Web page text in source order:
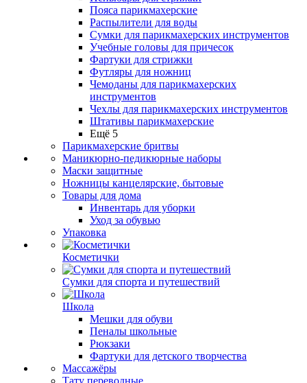
Пояса парикмахерские
Распылители для воды
Сумки для парикмахерских инструментов
Учебные головы для причесок
Фартуки для стрижки
Футляры для ножниц
Чемоданы для парикмахерских
инструментов
Чехлы для парикмахерских инструментов
Штативы парикмахерские
Ещё 5
Парикмахерские бритвы
Маникюрно-педикюрные наборы
Маски защитные
Ножницы канцелярские, бытовые
Товары для дома
Инвентарь для уборки
Уход за обувью
Упаковка
Косметички
Сумки для спорта и путешествий
Школа
Мешки для обуви
Пеналы школьные
Рюкзаки
Фартуки для детского творчества
Массажёры
Тату переводные